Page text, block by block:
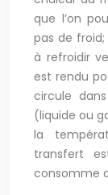
que l’on
pas de
à refroidir
est rendu
circule
(liquide ou
la
transfert
consomme